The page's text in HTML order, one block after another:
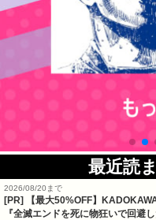
最近読
2026/08/20まで
[PR]
【最大50%OFF】
『全滅エンドを死に物狂いで回避